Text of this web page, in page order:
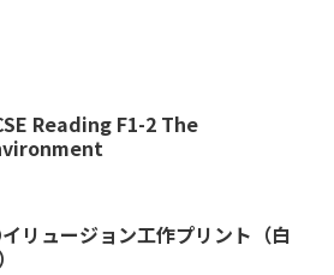
Reading F1-2 The
リュージョン工作プリント（白